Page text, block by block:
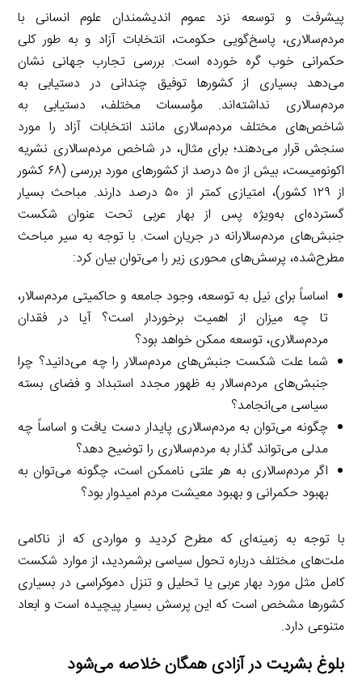
پیشرفت و توسعه نزد عموم اندیشمندان علوم انسانی با
مردم‌سالاری، پاسخ‌گویی حکومت، انتخابات آزاد و به طور کلی
حکمرانی خوب گره خورده است. بررسی تجارب جهانی نشان
می‌دهد بسیاری از کشورها توفیق چندانی در دستیابی به
مردم‌سالاری نداشته‌اند. مؤسسات مختلف، دستیابی به
شاخص‌های مختلف مردم‌سالاری مانند انتخابات آزاد را مورد
سنجش قرار می‌دهند؛ برای مثال، در شاخص مردم‌سالاری نشریه
اکونومیست، بیش از ۵۰ درصد از کشورهای مورد بررسی (۶۸ کشور
از ۱۲۹ کشور)، امتیازی کمتر از ۵۰ درصد دارند. مباحث بسیار
گسترده‌ای به‌ویژه پس از بهار عربی تحت عنوان شکست
جنبش‌های مردم‌سالارانه در جریان است. با توجه به سیر مباحث
مطرح‌شده، پرسش‌های محوری زیر را می‌توان بیان کرد:
اساساً برای نیل به توسعه، وجود جامعه و حاکمیتی مردم‌سالار،
تا چه میزان از اهمیت برخوردار است؟ آیا در فقدان
مردم‌سالاری، توسعه ممکن خواهد بود؟
شما علت شکست جنبش‌های مردم‌سالار را چه می‌دانید؟ چرا
جنبش‌های مردم‌سالار به ظهور مجدد استبداد و فضای بسته
سیاسی می‌انجامد؟
چگونه می‌توان به مردم‌سالاری پایدار دست یافت و اساساً چه
مدلی می‌تواند گذار به مردم‌سالاری را توضیح دهد؟
اگر مردم‌سالاری به هر علتی ناممکن است، چگونه می‌توان به
بهبود حکمرانی و بهبود معیشت مردم امیدوار بود؟
با توجه به زمینه‌ای که مطرح کردید و مواردی که از ناکامی
ملت‌های مختلف درباره تحول سیاسی برشمردید، از موارد شکست
کامل مثل مورد بهار عربی یا تحلیل و تنزل دموکراسی در بسیاری
کشورها مشخص است که این پرسش بسیار پیچیده است و ابعاد
متنوعی دارد.
بلوغ بشریت در آزادی همگان خلاصه می‌شود